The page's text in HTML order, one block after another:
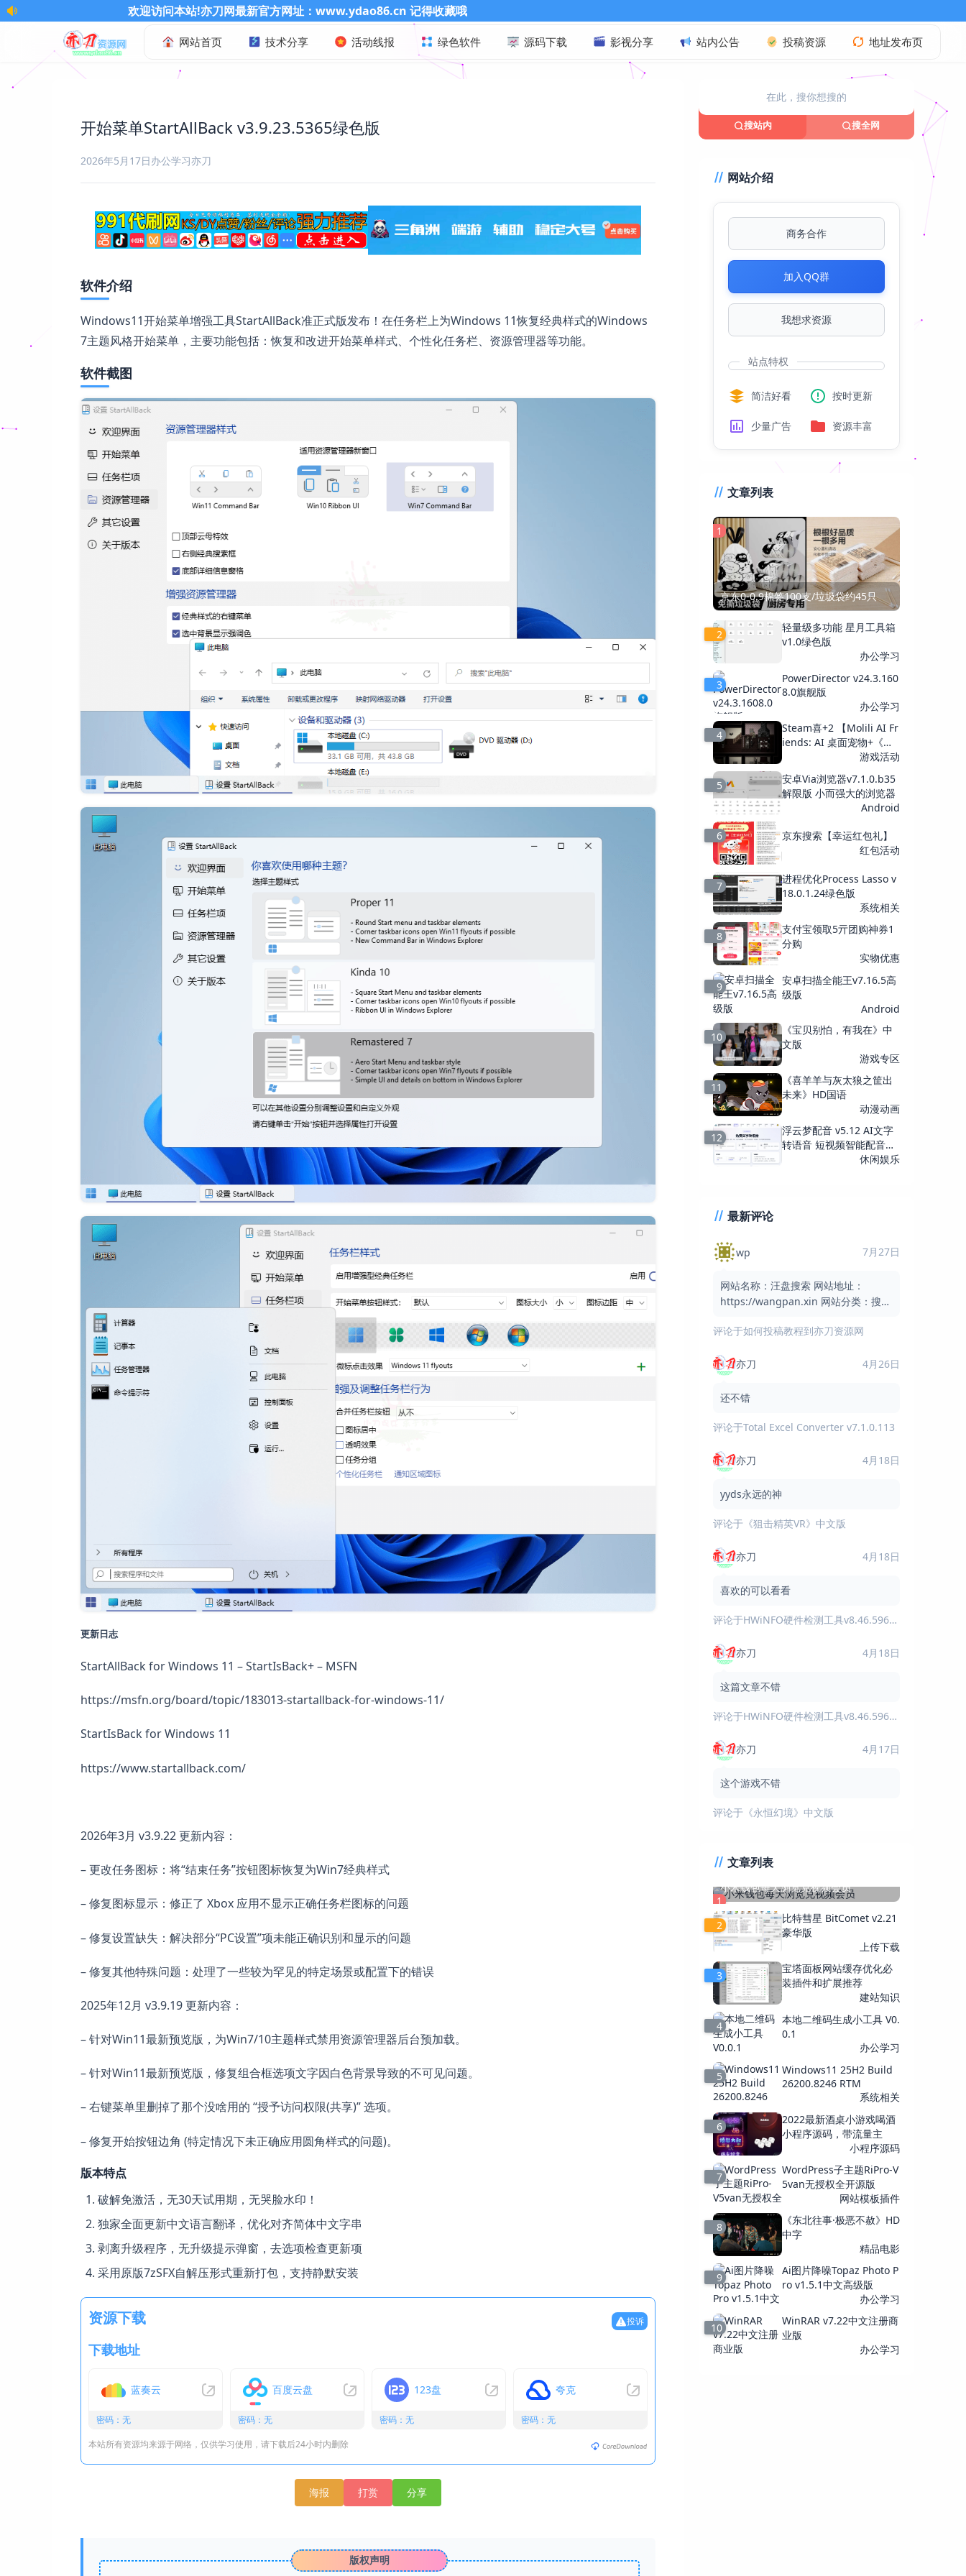
访问本站!亦刀网最新官方网址：www.ydao86.cn 记得收藏哦
网站首页 技术分享 活动线报 绿色软件 源码下载 影视分享 站内公告 投稿资源 地址发布页
开始菜单StartAllBack v3.9.23.5365绿色版
2026年5月17日办公学习亦刀
软件介绍
Windows11开始菜单增强工具StartAllBack准正式版发布！在任务栏上为Windows 11恢复经典样式的Windows
7主题风格开始菜单，主要功能包括：恢复和改进开始菜单样式、个性化任务栏、资源管理器等功能。
软件截图
更新日志
StartAllBack for Windows 11 – StartIsBack+ – MSFN
https://msfn.org/board/topic/183013-startallback-for-windows-11/
StartIsBack for Windows 11
https://www.startallback.com/
2026年3月 v3.9.22 更新内容：
– 更改任务图标：将“结束任务”按钮图标恢复为Win7经典样式
– 修复图标显示：修正了 Xbox 应用不显示正确任务栏图标的问题
– 修复设置缺失：解决部分“PC设置”项未能正确识别和显示的问题
– 修复其他特殊问题：处理了一些较为罕见的特定场景或配置下的错误
2025年12月 v3.9.19 更新内容：
– 针对Win11最新预览版，为Win7/10主题样式禁用资源管理器后台预加载。
– 针对Win11最新预览版，修复组合框选项文字因白色背景导致的不可见问题。
– 右键菜单里删掉了那个没啥用的 “授予访问权限(共享)” 选项。
– 修复开始按钮边角 (特定情况下未正确应用圆角样式的问题)。
版本特点
破解免激活，无30天试用期，无哭脸水印！
独家全面更新中文语言翻译，优化对齐简体中文字串
剥离升级程序，无升级提示弹窗，去选项检查更新项
采用原版7zSFX自解压形式重新打包，支持静默安装
资源下载 投诉
下载地址
蓝奏云
密码：无
百度云盘
密码：无
123盘
密码：无
夸克
密码：无
本站所有资源均来源于网络，仅供学习使用，请下载后24小时内删除
海报 打赏 分享
版权声明
搜站内 搜全网
网站介绍
商务合作
加入QQ群
我想求资源
站点特权
简洁好看 按时更新
少量广告 资源丰富
文章列表
1
京东0-0.9棉签100支/垃圾袋约45只
2
轻量级多功能 星月工具箱
v1.0绿色版
办公学习
3
PowerDirector v24.3.160
8.0旗舰版
办公学习
4
Steam喜+2 【Molili AI Fr
iends: AI 桌面宠物+《栖
游戏活动
5
安卓Via浏览器v7.1.0.b35
解限版 小而强大的浏览器
Android
6
京东搜索【幸运红包礼】
红包活动
7
进程优化Process Lasso v
18.0.1.24绿色版
系统相关
8
支付宝领取5亓团购神券1
分购
实物优惠
9
安卓扫描全能王v7.16.5高
级版
Android
10
《宝贝别怕，有我在》中
文版
游戏专区
11
《喜羊羊与灰太狼之筐出
未来》HD国语
动漫动画
12
浮云梦配音 v5.12 AI文字
转语音 短视频智能配音工
休闲娱乐
最新评论
wp 7月27日
网站名称：汪盘搜索 网站地址：
https://wangpan.xin 网站分类：搜索
汪盘搜索是一个免费的网盘资
评论于如何投稿教程到亦刀资源网
亦刀 4月26日
还不错
评论于Total Excel Converter v7.1.0.113
亦刀 4月18日
yyds永远的神
评论于 《狙击精英VR》中文版
亦刀 4月18日
喜欢的可以看看
评论于HWiNFO硬件检测工具v8.46.5960绿色版
亦刀 4月18日
这篇文章不错
评论于HWiNFO硬件检测工具v8.46.5960绿色版
亦刀 4月17日
这个游戏不错
评论于 《永恒幻境》中文版
文章列表
1
小米钱包每天浏览兑视频会员
2
比特彗星 BitComet v2.21
豪华版
上传下载
3
宝塔面板网站缓存优化必
装插件和扩展推荐
建站知识
4
本地二维码生成小工具 V0.
0.1
办公学习
5
Windows11 25H2 Build
26200.8246 RTM
系统相关
6
2022最新酒桌小游戏喝酒
小程序源码，带流量主
小程序源码
7
WordPress子主题RiPro-V
5van无授权全开源版
网站模板插件
8
《东北往事·极恶不赦》HD
中字
精品电影
9
Ai图片降噪Topaz Photo P
ro v1.5.1中文高级版
办公学习
10
WinRAR v7.22中文注册商
业版
办公学习